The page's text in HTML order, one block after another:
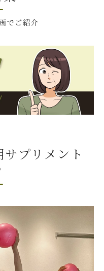
リの選び方と活用法
理由
関する注意
事項
て方
活かす方法
の活用法
的な例
ション維持
イント
効果とその秘密
でご紹介
プリメント